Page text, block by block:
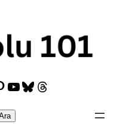
YouTube
Bluesky
Threads